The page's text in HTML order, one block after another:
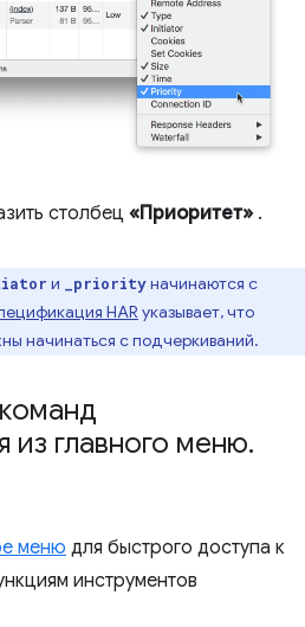
столбец «Приоритет» .
и _priorityначинаются с
HAR указывает, что
начинаться с подчеркиваний.
из главного меню.
меню для быстрого доступа к
инструментов